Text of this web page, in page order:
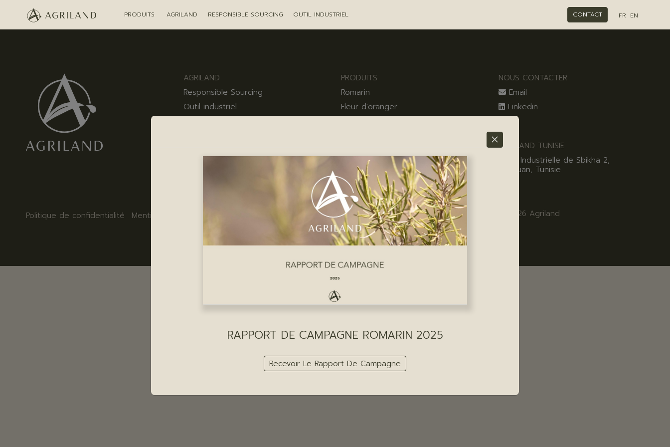
PRODUITS AGRILAND RESPONSIBLE SOURCING OUTIL INDUSTRIEL CONTACT FR EN
AGRILAND
Responsible Sourcing
Outil industriel
PRODUITS
Romarin
Fleur d'oranger
18 Rue Amiral de Grasse,
06130 Grasse
NOUS CONTACTER
Email
Linkedin
AGRILAND TUNISIE
Zone Industrielle de Sbikha 2,
Kairouan, Tunisie
Politique de confidentialité Mentions légales © 2026 Agriland
RAPPORT DE CAMPAGNE ROMARIN 2025
Recevoir Le Rapport De Campagne